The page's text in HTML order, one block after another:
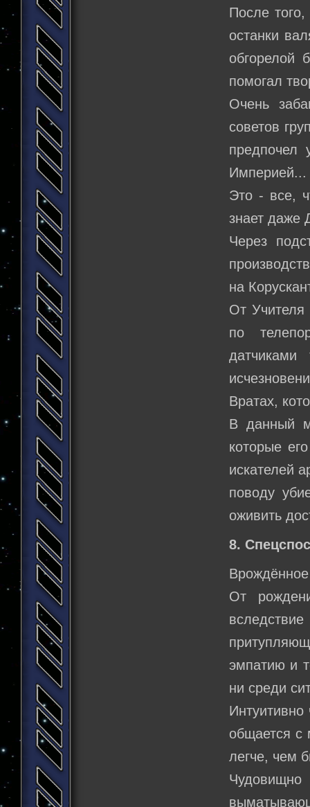
После
останки
обгорелой
помогал
Очень
советов
предпочел
Империей...
Это - все,
знает даже
Через
на
От Учителя
по
Вратах,
В данный
которые
искателей
поводу
оживить
8.
От
эмпатию и
ни среди
Интуитивно
общается с
легче, чем